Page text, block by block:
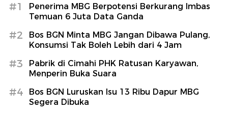
#1
Penerima MBG Berpotensi Berkurang Imbas
Temuan 6 Juta Data Ganda
#2
Bos BGN Minta MBG Jangan Dibawa Pulang,
Konsumsi Tak Boleh Lebih dari 4 Jam
#3
Pabrik di Cimahi PHK Ratusan Karyawan,
Menperin Buka Suara
#4
Bos BGN Luruskan Isu 13 Ribu Dapur MBG
Segera Dibuka